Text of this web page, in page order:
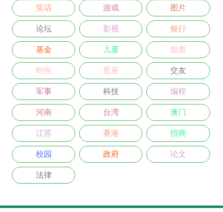
笑话 游戏 图片
论坛 影视 银行
基金 儿童 股票
时尚 星座 交友
军事 科技 编程
河南 台湾 澳门
江苏 香港 招商
校园 政府 论文
法律